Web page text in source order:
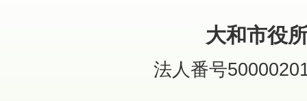
大和市役
法人番号